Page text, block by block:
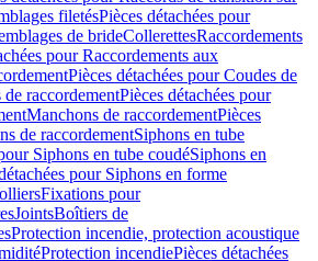
filetésPièces détachées pour
de brideCollerettesRaccordements
pour Raccordements aux
Pièces détachées pour Coudes de
raccordementPièces détachées pour
Manchons de raccordementPièces
de raccordementSiphons en tube
Siphons en tube coudéSiphons en
pour Siphons en forme
Fixations pour
JointsBoîtiers de
Protection incendie, protection acoustique
Protection incendiePièces détachées